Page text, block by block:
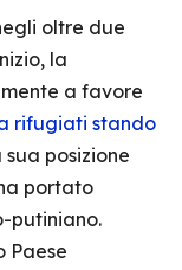
oltre due
la
a favore
rifugiati stando
posizione
portato
putiniano.
Paese